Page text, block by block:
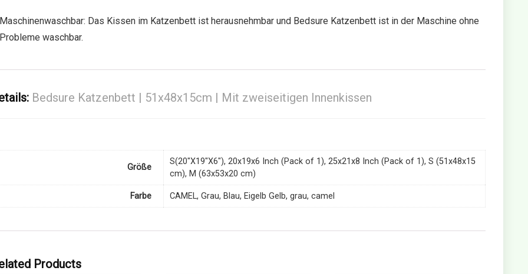
Maschinenwaschbar: Das Kissen im Katzenbett ist herausnehmbar und Bedsure Katzenbett ist in der Maschine ohne
Probleme waschbar.
Bedsure Katzenbett | 51x48x15cm | Mit zweiseitigen Innenkissen
Größe
S(20"X19"X6"), 20x19x6 Inch (Pack of 1), 25x21x8 Inch (Pack of 1), S (51x48x15
cm), M (63x53x20 cm)
Farbe CAMEL, Grau, Blau, Eigelb Gelb, grau, camel
Products